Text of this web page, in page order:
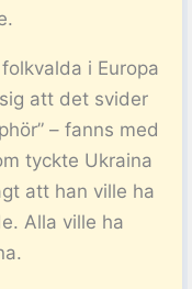
i Europa
att det svider
– fanns med
tyckte Ukraina
att han ville ha
Alla ville ha